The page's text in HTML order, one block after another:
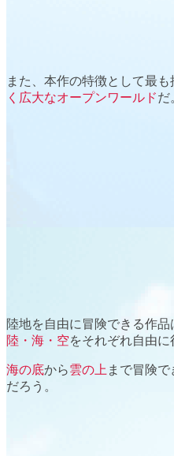
また、本作の特徴として最も
く広大なオープンワールドだ
陸地を自由に冒険できる作品
陸・海・空をそれぞれ自由に
海の底から雲の上 まで冒険
だろう。